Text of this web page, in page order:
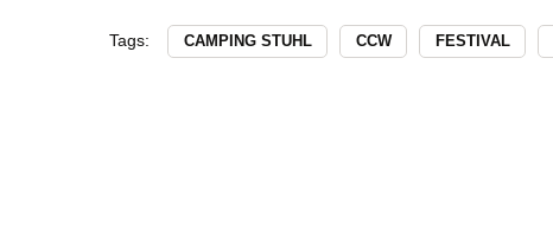
Tags: CAMPING STUHL CCW FESTIVAL